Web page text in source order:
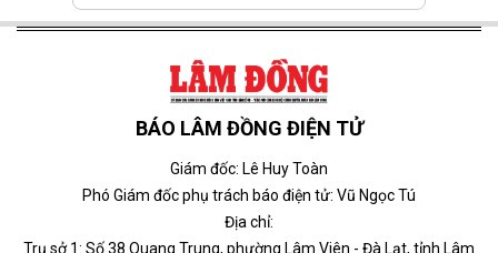
BÁO LÂM ĐỒNG ĐIỆN TỬ
Giám đốc: Lê Huy Toàn
Phó Giám đốc phụ trách báo điện tử: Vũ Ngọc Tú
Địa chỉ:
Trụ sở 1: Số 38 Quang Trung, phường Lâm Viên - Đà Lạt, tỉnh Lâm